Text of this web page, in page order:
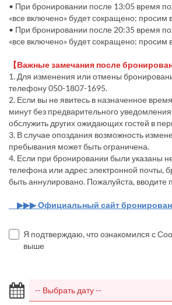
• При бронировании после 13:05 время
«все включено» будет сокращено; просим
• При бронировании после 20:35 время
«все включено» будет сокращено; просим
【Важные замечания после
1. Для изменения или отмены
телефону 050-1807-1695.
2. Если вы не явитесь в назначенное
минут без предварительного
обслужить других ожидающих гостей в
3. В случае опоздания возможность
пребывания может быть ограничена.
4. Если при бронировании были указаны
телефона или адрес электронной почты,
быть аннулировано. Пожалуйста,
▶▶▶ Официальный сайт
Я подтверждаю, что ознакомился с
выше